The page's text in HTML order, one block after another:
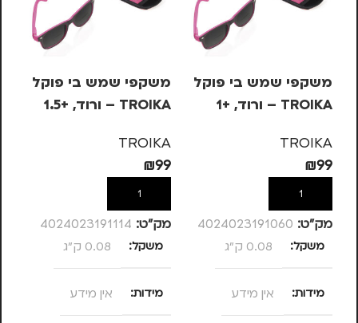
משקפי שמש בי פוקל
TROIKA – ורוד, +1
TROIKA
₪99
הוספה לסל
מק”ט: 4024023191060
משקל 0.08 ק"ג
מידות אין מידע
משקפי שמש בי פוקל
TROIKA – ורוד, +1.5
TROIKA
₪99
הוספה לסל
מק”ט: 4024023191114
משקל 0.08 ק"ג
מידות אין מידע